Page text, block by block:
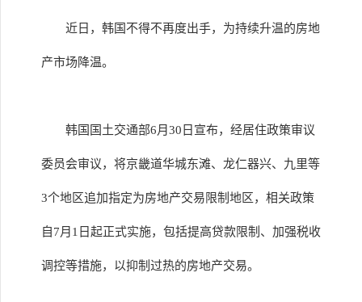
近日，韩国不得不再度出手，为持续升温的房地
产市场降温。
韩国国土交通部6月30日宣布，经居住政策审议
委员会审议，将京畿道华城东滩、龙仁器兴、九里等
3个地区追加指定为房地产交易限制地区，相关政策
自7月1日起正式实施，包括提高贷款限制、加强税收
调控等措施，以抑制过热的房地产交易。